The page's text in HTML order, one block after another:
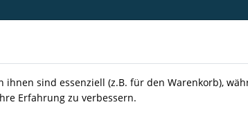
ihnen sind essenziell (z.B. für den Warenkorb),
Erfahrung zu verbessern.